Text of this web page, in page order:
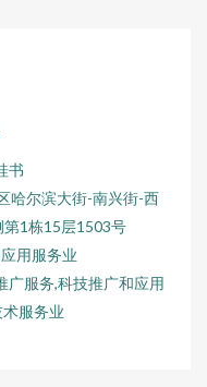
书
哈尔滨大街-南兴街-西
1栋15层1503号
用服务业
广服务,科技推广和应用
服务业